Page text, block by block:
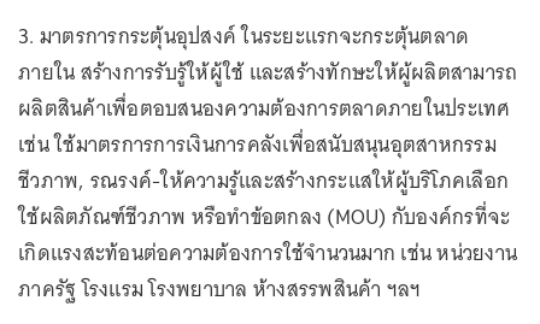
3. มาตรการกระตุ้นอุปสงค์ ในระยะแรกจะกระตุ้นตลาด
ภายใน สร้างการรับรู้ให้ผู้ใช้ และสร้างทักษะให้ผู้ผลิตสามารถ
ผลิตสินค้าเพื่อตอบสนองความต้องการตลาดภายในประเทศ
เช่น ใช้มาตรการการเงินการคลังเพื่อสนับสนุนอุตสาหกรรม
ชีวภาพ, รณรงค์-ให้ความรู้และสร้างกระแสให้ผู้บริโภคเลือก
ใช้ผลิตภัณฑ์ชีวภาพ หรือทำข้อตกลง (MOU) กับองค์กรที่จะ
เกิดแรงสะท้อนต่อความต้องการใช้จำนวนมาก เช่น หน่วยงาน
ภาครัฐ โรงแรม โรงพยาบาล ห้างสรรพสินค้า ฯลฯ